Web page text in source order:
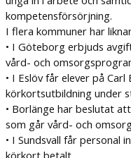
kompetensförsörjning.
I flera kommuner har
• I Göteborg erbjuds
vård- och
• I Eslöv får elever på
körkortsutbildning under
• Borlänge har beslutat
som går vård- och
• I Sundsvall får personal
körkort betalt.